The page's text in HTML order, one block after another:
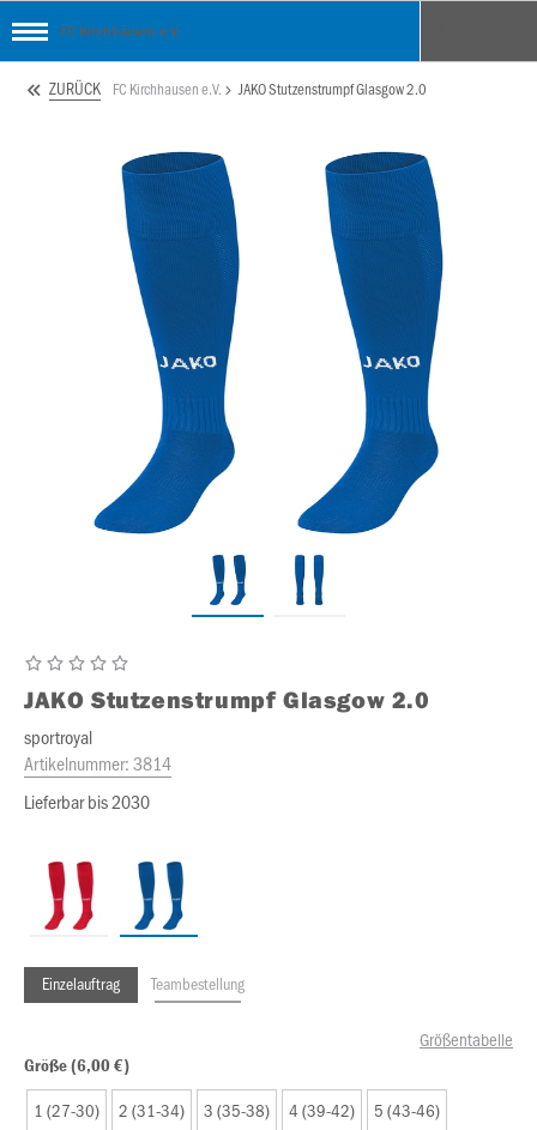
FC Kirchhausen e.V.
ZURÜCK FC Kirchhausen e.V. JAKO Stutzenstrumpf Glasgow 2.0
JAKO Stutzenstrumpf Glasgow 2.0
sportroyal
Artikelnummer:3814
Lieferbar bis 2030
Einzelauftrag Teambestellung
Größentabelle
Größe (6,00 €)
1 (27-30) 2 (31-34) 3 (35-38) 4 (39-42) 5 (43-46)